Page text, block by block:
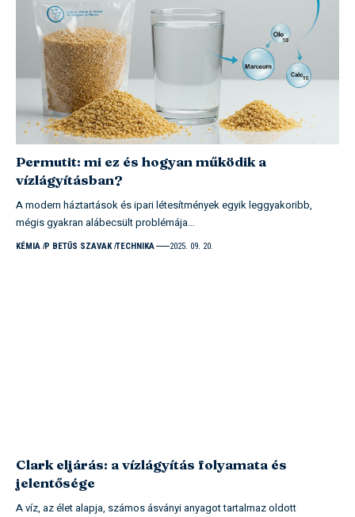
Permutit: mi ez és hogyan működik a
vízlágyításban?
A modern háztartások és ipari létesítmények egyik leggyakoribb,
mégis gyakran alábecsült problémája…
KÉMIA P BETŰS SZAVAK TECHNIKA 2025. 09. 20.
Clark eljárás: a vízlágyítás folyamata és
jelentősége
A víz, az élet alapja, számos ásványi anyagot tartalmaz oldott